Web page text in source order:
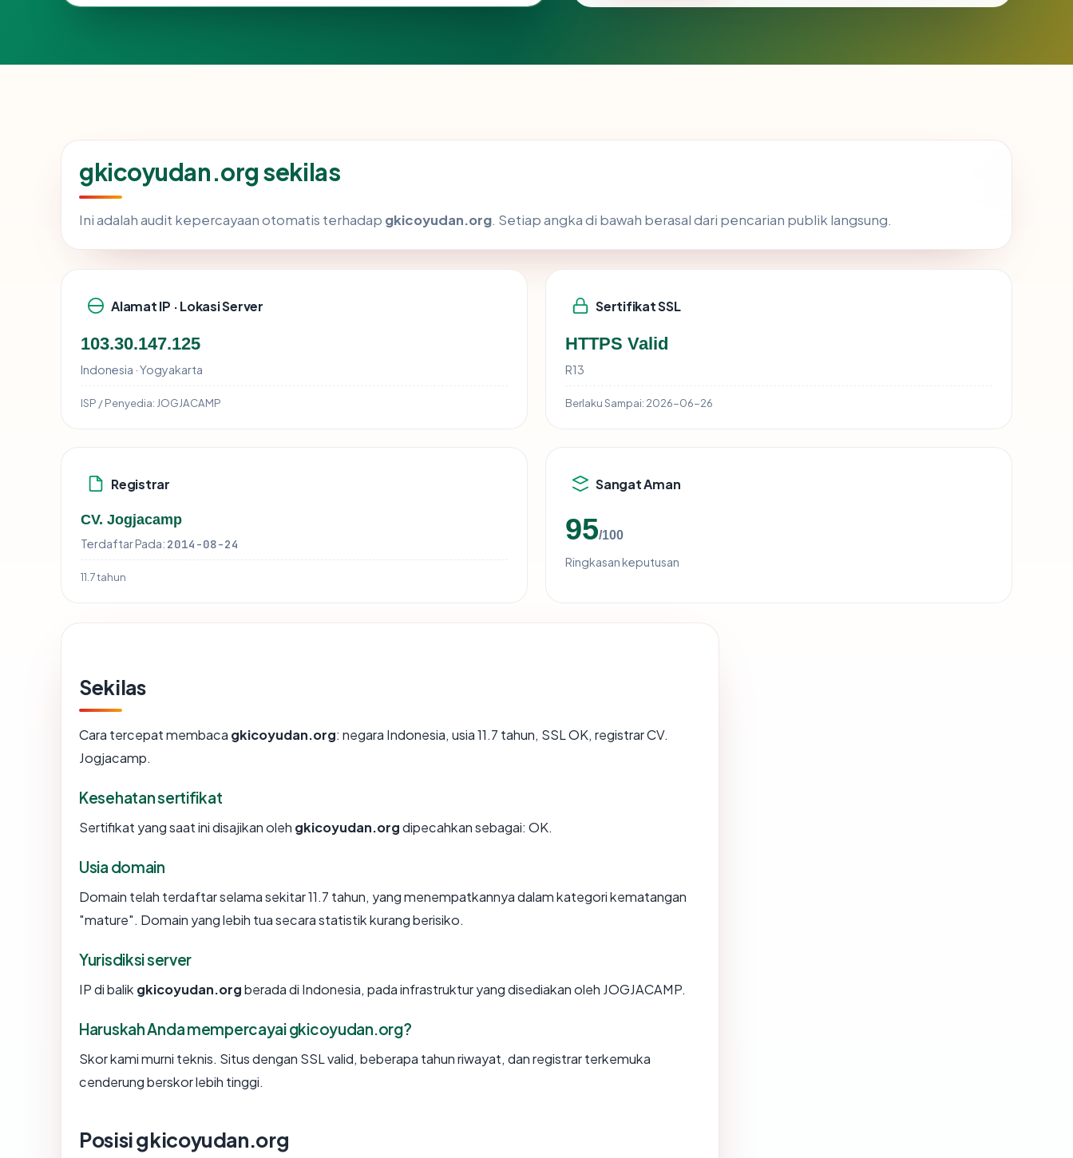
gkicoyudan.org sekilas
Ini adalah audit kepercayaan otomatis terhadap gkicoyudan.org. Setiap angka di bawah berasal dari pencarian publik langsung.
Alamat IP · Lokasi Server
103.30.147.125
Indonesia · Yogyakarta
ISP / Penyedia: JOGJACAMP
Sertifikat SSL
HTTPS Valid
R13
Berlaku Sampai: 2026-06-26
Registrar
CV. Jogjacamp
Terdaftar Pada: 2014-08-24
11.7 tahun
Sangat Aman
95/100
Ringkasan keputusan
Sekilas
Cara tercepat membaca gkicoyudan.org: negara Indonesia, usia 11.7 tahun, SSL OK, registrar CV.
Jogjacamp.
Kesehatan sertifikat
Sertifikat yang saat ini disajikan oleh gkicoyudan.orgdipecahkan sebagai: OK.
Usia domain
Domain telah terdaftar selama sekitar 11.7 tahun, yang menempatkannya dalam kategori kematangan
"mature". Domain yang lebih tua secara statistik kurang berisiko.
Yurisdiksi server
IP di balik gkicoyudan.orgberada di Indonesia, pada infrastruktur yang disediakan oleh JOGJACAMP.
Haruskah Anda mempercayai gkicoyudan.org?
Skor kami murni teknis. Situs dengan SSL valid, beberapa tahun riwayat, dan registrar terkemuka
cenderung berskor lebih tinggi.
Posisi gkicoyudan.org